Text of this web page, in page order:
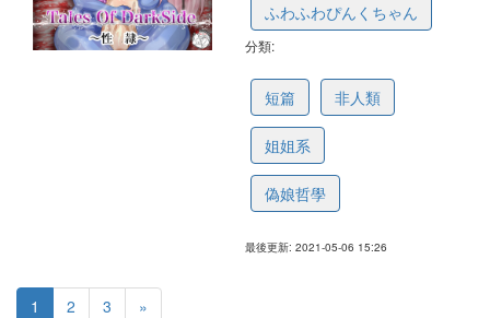
ふわふわぴんくちゃん
分類:
短篇 非人類
姐姐系
偽娘哲學
最後更新: 2021-05-06 15:26
1 2 3 »